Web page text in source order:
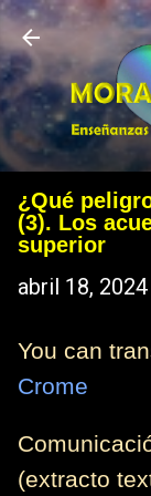
Ir
¿Qué
(3). Los
superior
abril 18, 2024
You can
Crome
(extracto